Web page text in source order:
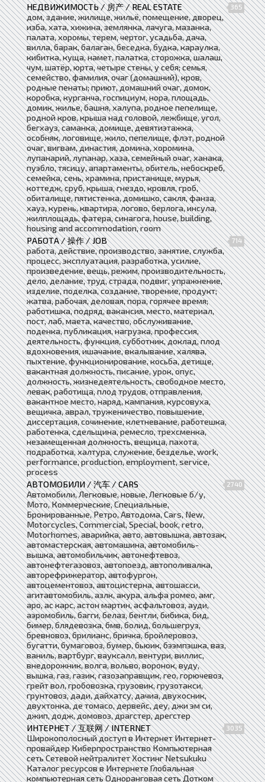
НЕДВИЖИМОСТЬ / 房产 / REAL ESTATE
365
дом, здание, жилище, жильё, помещение, дворец,
изба, хата, хижина, землянка, лачуга, мазанка,
палата, хоромы, терем, чертог, усадьба, дача,
вилла, барак, балаган, беседка, будка, караулка,
кибитка, куща, намет, палатка, сторожка, шалаш,
чум, шатёр, юрта, четыре стены, у себя; семья,
семейство, фамилия, очаг (домашний), кров,
родные пенаты; приют, домашний очаг, домок,
коробка, курганча, госпициум, нора, площадь,
домик, жилье, башня, халупа, родное пепелище,
родной кров, крыша над головой, лежбище, угол,
бегхауз, саманка, домище, девятиэтажка,
особняк, логовище, жило, пепелище, флэт, родной
очаг, вигвам, династия, домина, хоромина,
лупанарий, лупанар, хаза, семейный очаг, ханака,
пуэбло, тясицу, апартаменты, обитель, небоскреб,
семейка, сень, храмина, пристанище, мурья,
коттедж, сруб, крыша, гнездо, кровля, гроб,
обиталище, пятистенка, домишко, сакля, фанза,
хауз, курень, квартира, логово, берлога, инсула,
жилплощадь, фатера, синагога, house, building,
housing and accommodation, room
РАБОТА / 操作 / JOB
714
работа, действие, производство, занятие, служба,
процесс, эксплуатация, разработка, усилие,
произведение, вещь, режим, производительность,
дело, делание, труд, страда, подвиг, упражнение,
изделие, поделка, создание, творение, продукт;
жатва, рабочая, деловая, пора, горячее время;
работишка, подряд, вакансия, место, материал,
пост, лаб, маета, качество, обслуживание,
поденка, публикация, нагрузка, профессия,
деятельность, функция, субботник, доклад, плод
вдохновения, ишачание, вкалывание, халява,
пыхтение, функционирование, косьба, детище,
вакантная должность, писание, урок, опус,
должность, жизнедеятельность, свободное место,
левак, работища, плод трудов, отправления,
вакантное место, наряд, кампания, курсовуха,
вещичка, аврал, труженичество, повышение,
диссертация, сочинение, клетневание, работешка,
работенка, сдельщина, ремесло, трехсменка,
незамещенная должность, вещица, пахота,
подработка, халтура, служение, безделье, work,
performance, production, employment, service,
process
АВТОМОБИЛИ / 汽车 / CARS
2740
Автомобили, Легковые, новые, Легковые б/у,
Мото, Коммерческие, Специальные,
Бронированные, Ретро, Автодома, Cars, New,
Motorcycles, Commercial, Special, book, retro,
Motorhomes, аварийка, авто, автовышка, автозак,
автомастерская, автомашина, автомобиль-
вышка, автомобильчик, автонефтевоз,
автонефтегазовоз, автопоезд, автополивалка,
авторефрижератор, автофургон,
автоцементовоз, автоцистерна, автошасси,
агитавтомобиль, азлк, акура, альфа ромео, амг,
аро, ас карс, астон мартин, асфальтовоз, ауди,
аэромобиль, багги, белаз, бентли, бибика, бид,
бимер, блядевозка, бмв, болид, большегруз,
бревновоз, брилианс, бричка, бройлеровоз,
бугатти, бумаговоз, бумер, бьюик, бээмпэшка, ваз,
ваниль, вартбург, вауксалл, вентури, виллис,
внедорожник, волга, вольво, воронок, вуду,
вышка, газ, газик, газозаправщик, гео, горючевоз,
грейт вол, гробовозка, грузовик, грузотакси,
грунтовоз, дади, дайхатсу, дачиа, двухосник,
двухтонка, де томасо, дервейс, деу, джи эм си,
джип, додж, домовоз, драгстер, дрегстер
ИНТЕРНЕТ / 互联网 / INTERNET
3035
Широкополосный доступ в Интернет Интернет-
провайдер Киберпространство Компьютерная
сеть Сетевой нейтралитет Хостинг Netsukuku
Каталог ресурсов в Интернете Глобальная
компьютерная сеть Одноранговая сеть Дотком